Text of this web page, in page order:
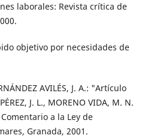
laborales: Revista crítica de
objetivo por necesidades de
AVILÉS, J. A.: "Artículo
J. L., MORENO VIDA, M. N.
Comentario a la Ley de
Granada, 2001.